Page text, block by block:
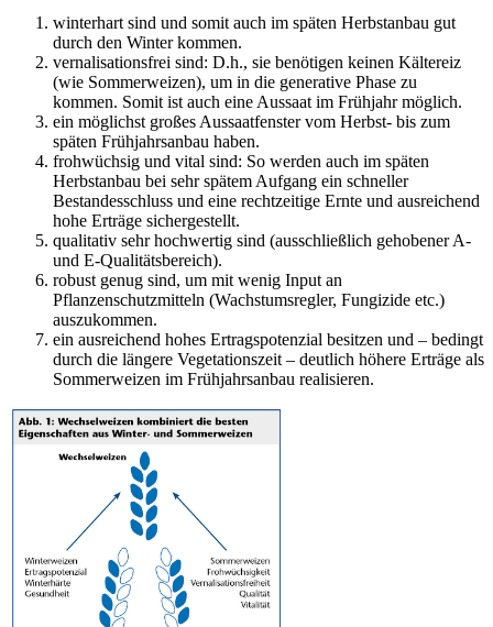
winterhart sind und somit auch im späten Herbstanbau gut
durch den Winter kommen.
vernalisationsfrei sind: D.h., sie benötigen keinen Kältereiz
(wie Sommerweizen), um in die generative Phase zu
kommen. Somit ist auch eine Aussaat im Frühjahr möglich.
ein möglichst großes Aussaatfenster vom Herbst- bis zum
späten Frühjahrsanbau haben.
frohwüchsig und vital sind: So werden auch im späten
Herbstanbau bei sehr spätem Aufgang ein schneller
Bestandesschluss und eine rechtzeitige Ernte und ausreichend
hohe Erträge sichergestellt.
qualitativ sehr hochwertig sind (ausschließlich gehobener A-
und E-Qualitätsbereich).
robust genug sind, um mit wenig Input an
Pflanzenschutzmitteln (Wachstumsregler, Fungizide etc.)
auszukommen.
ein ausreichend hohes Ertragspotenzial besitzen und – bedingt
durch die längere Vegetationszeit – deutlich höhere Erträge als
Sommerweizen im Frühjahrsanbau realisieren.